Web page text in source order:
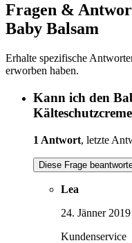
Fragen &
Baby Balsam
Erhalte spezifische
erworben haben.
Kann ich den
1 Antwort, letzte
Diese Frage
Lea
24. Jänner 2019
Kundenservice